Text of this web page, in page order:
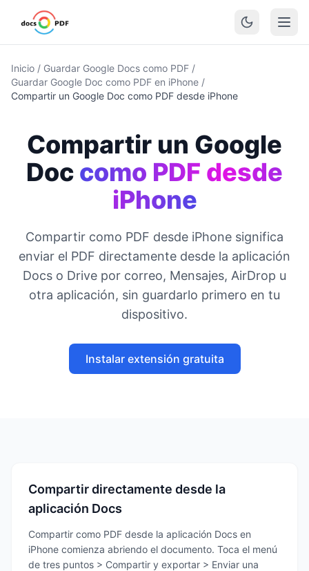
Inicio / Guardar Google Docs como PDF /
Guardar Google Doc como PDF en iPhone /
Compartir un Google Doc como PDF desde iPhone
Compartir un Google
Doc como PDF desde
iPhone
Compartir como PDF desde iPhone significa
enviar el PDF directamente desde la aplicación
Docs o Drive por correo, Mensajes, AirDrop u
otra aplicación, sin guardarlo primero en tu
dispositivo.
Instalar extensión gratuita
Compartir directamente desde la
aplicación Docs
Compartir como PDF desde la aplicación Docs en
iPhone comienza abriendo el documento. Toca el menú
de tres puntos > Compartir y exportar > Enviar una